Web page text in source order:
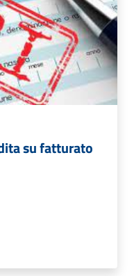
su fatturato